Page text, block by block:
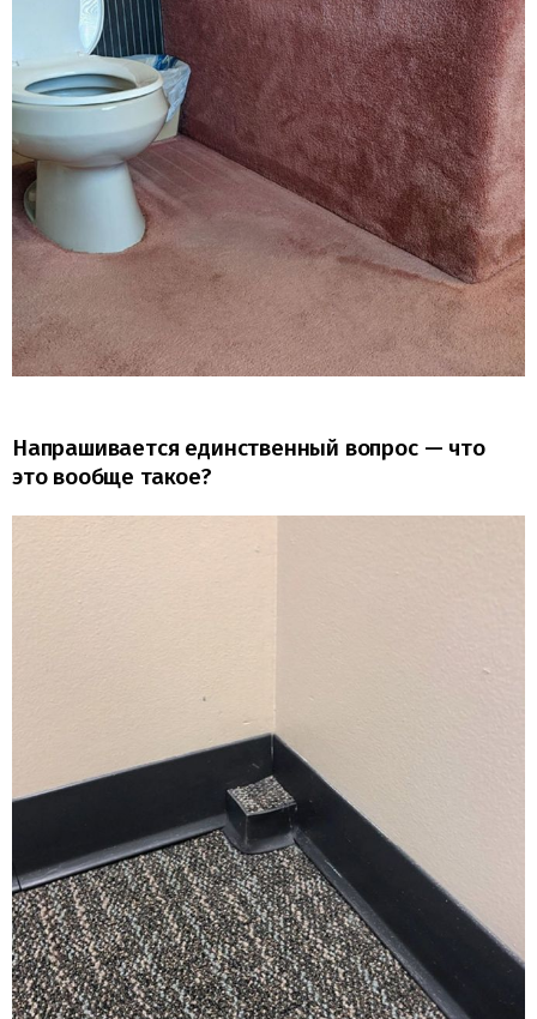
Напрашивается единственный вопрос — что
это вообще такое?